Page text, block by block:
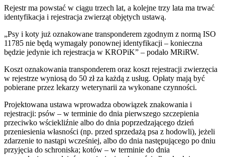
Rejestr ma powstać w ciągu trzech lat, a kolejne trzy lata ma trwać
identyfikacja i rejestracja zwierząt objętych ustawą.
„Psy i koty już oznakowane transponderem zgodnym z normą ISO
11785 nie będą wymagały ponownej identyfikacji – konieczna
będzie jedynie ich rejestracja w KROPiK” – podało MRiRW.
Koszt oznakowania transponderem oraz koszt rejestracji zwierzęcia
w rejestrze wyniosą do 50 zł za każdą z usług. Opłaty mają być
pobierane przez lekarzy weterynarii za wykonane czynności.
Projektowana ustawa wprowadza obowiązek znakowania i
rejestracji: psów – w terminie do dnia pierwszego szczepienia
przeciwko wściekliźnie albo do dnia poprzedzającego dzień
przeniesienia własności (np. przed sprzedażą psa z hodowli), jeżeli
zdarzenie to nastąpi wcześniej, albo do dnia następującego po dniu
przyjęcia do schroniska; kotów – w terminie do dnia